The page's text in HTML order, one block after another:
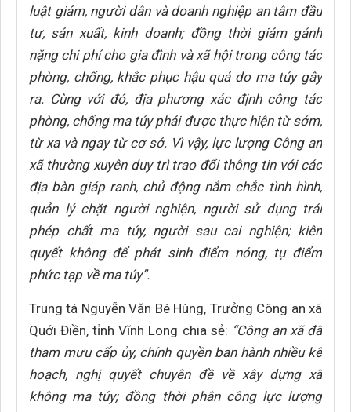
luật giảm, người dân và doanh nghiệp an tâm đầu
tư, sản xuất, kinh doanh; đồng thời giảm gánh
nặng chi phí cho gia đình và xã hội trong công tác
phòng, chống, khắc phục hậu quả do ma túy gây
ra. Cùng với đó, địa phương xác định công tác
phòng, chống ma túy phải được thực hiện từ sớm,
từ xa và ngay từ cơ sở. Vì vậy, lực lượng Công an
xã thường xuyên duy trì trao đổi thông tin với các
địa bàn giáp ranh, chủ động nắm chắc tình hình,
quản lý chặt người nghiện, người sử dụng trái
phép chất ma túy, người sau cai nghiện; kiên
quyết không để phát sinh điểm nóng, tụ điểm
phức tạp về ma túy”.
Trung tá Nguyễn Văn Bé Hùng, Trưởng Công an xã
Quới Điền, tỉnh Vĩnh Long chia sẻ: “Công an xã đã
tham mưu cấp ủy, chính quyền ban hành nhiều kế
hoạch, nghị quyết chuyên đề về xây dựng xã
không ma túy; đồng thời phân công lực lượng